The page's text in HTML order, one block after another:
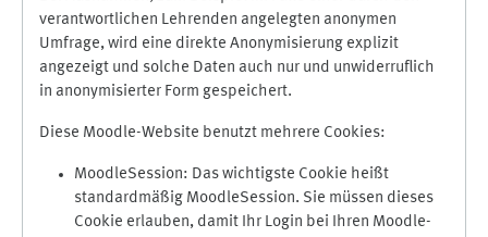
verantwortlichen Lehrenden angelegten anonymen
Umfrage, wird eine direkte Anonymisierung explizit
angezeigt und solche Daten auch nur und unwiderruflich
in anonymisierter Form gespeichert.
Diese Moodle-Website benutzt mehrere Cookies:
MoodleSession: Das wichtigste Cookie heißt
standardmäßig MoodleSession. Sie müssen dieses
Cookie erlauben, damit Ihr Login bei Ihren Moodle-